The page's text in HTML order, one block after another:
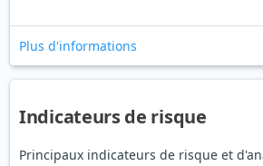
Plus d'informations
Indicateurs de risque
Principaux indicateurs de risque et